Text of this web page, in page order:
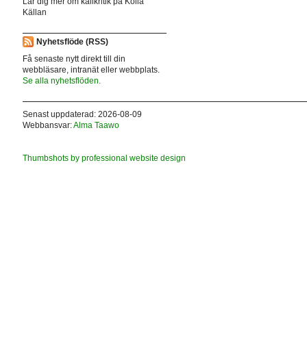
Källan
Nyhetsflöde (RSS)
Få senaste nytt direkt till din
webbläsare, intranät eller webbplats.
Se alla nyhetsflöden.
Senast uppdaterad: 2026-08-09
Webbansvar:Alma Taawo
Thumbshots by professional website design